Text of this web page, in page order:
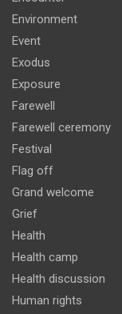
Environment
Event
Exodus
Exposure
Farewell
Farewell ceremony
Festival
Flag off
Grand welcome
Grief
Health
Health camp
Health discussion
Human rights